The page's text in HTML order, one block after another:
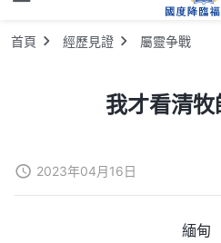
首頁 經歷見證 屬靈争戰
我才看清
2023年04月16日
緬甸